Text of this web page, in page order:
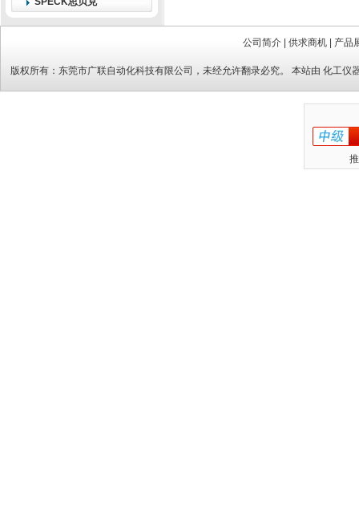
公司简介 供求商机 产品
版权所有： 东莞市广联自动化科技有限公司 ，未经允许翻录必究。 本站由化工仪